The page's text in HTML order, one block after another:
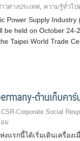
วต่างประเทศ, ความรู้ทั่วไ
Power Supply Industry
be held on October
Taipei World Trade
ต้านเก็บคาร์
CSR-Corporate Social
ม
แรกนี้ได้เริ่มเดินเครื่อง